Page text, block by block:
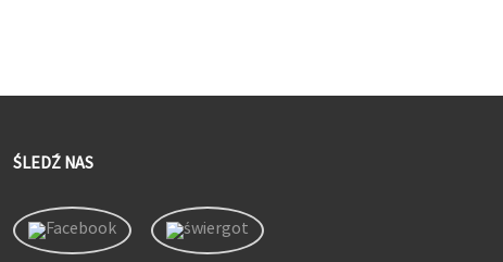
ŚLEDŹ NAS